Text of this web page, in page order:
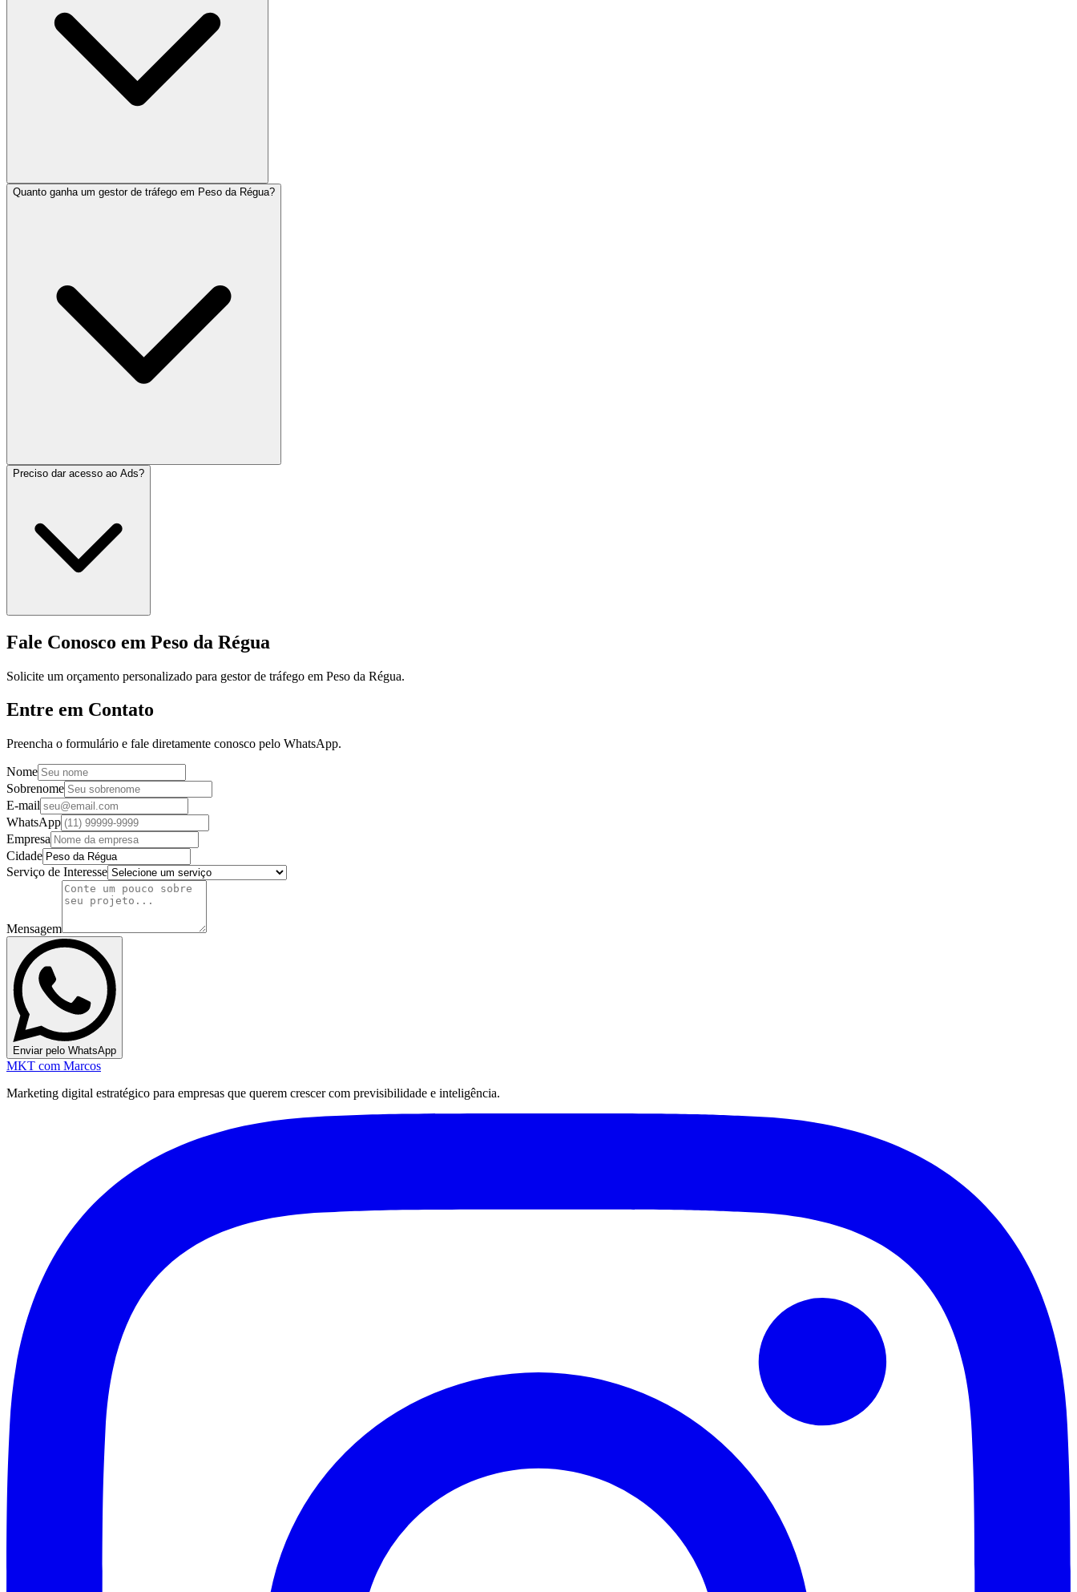
Quanto ganha um gestor de tráfego em Peso da Régua?
Preciso dar acesso ao Ads?
Fale Conosco em Peso da Régua
Solicite um orçamento personalizado para gestor de tráfego em Peso da Régua.
Entre em Contato
Preencha o formulário e fale diretamente conosco pelo WhatsApp.
Nome
Sobrenome
E-mail
WhatsApp
Empresa
Cidade
Serviço de Interesse
Mensagem
Enviar pelo WhatsApp
MKT com Marcos
Marketing digital estratégico para empresas que querem crescer com previsibilidade e inteligência.